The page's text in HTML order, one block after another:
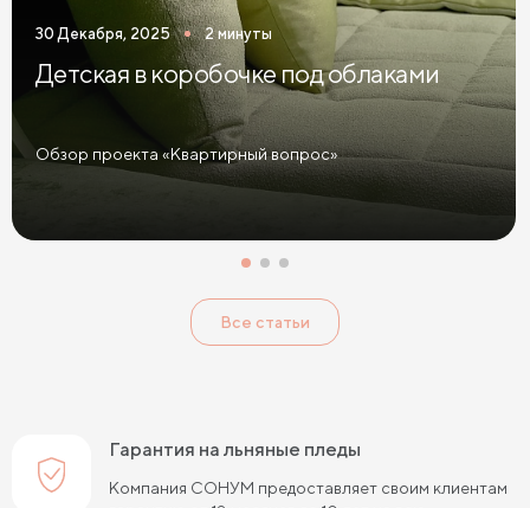
30 Декабря, 2025 2 минуты
Детская в коробочке под облаками
Обзор проекта «Квартирный вопрос»
Все статьи
Гарантия на льняные пледы
Компания СОНУМ предоставляет своим клиентам